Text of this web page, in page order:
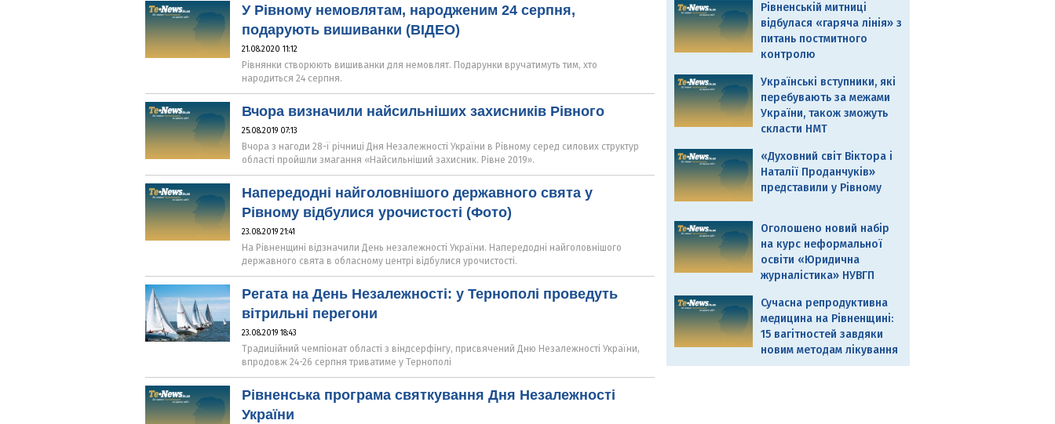
У Рівному немовлятам, народженим 24 серпня,
подарують вишиванки (ВІДЕО)
21.08.2020 11:12
Рівнянки створюють вишиванки для немовлят. Подарунки вручатимуть тим, хто
народиться 24 серпня.
Вчора визначили найсильніших захисників Рівного
25.08.2019 07:13
Вчора з нагоди 28-ї річниці Дня Незалежності України в Рівному серед силових структур
області пройшли змагання «Найсильніший захисник. Рівне 2019».
Напередодні найголовнішого державного свята у
Рівному відбулися урочистості (Фото)
23.08.2019 21:41
На Рівненщині відзначили День незалежності України. Напередодні найголовнішого
державного свята в обласному центрі відбулися урочистості.
Регата на День Незалежності: у Тернополі проведуть
вітрильні перегони
23.08.2019 18:43
Традиційний чемпіонат області з віндсерфінгу, присвячений Дню Незалежності України,
впродовж 24-26 серпня триватиме у Тернополі
Рівненська програма святкування Дня Незалежності
України
Рівненській митниці
відбулася «гаряча лінія» з
питань постмитного
контролю
Українські вступники, які
перебувають за межами
України, також зможуть
скласти НМТ
«Духовний світ Віктора і
Наталії Проданчуків»
представили у Рівному
Оголошено новий набір
на курс неформальної
освіти «Юридична
журналістика» НУВГП
Сучасна репродуктивна
медицина на Рівненщині:
15 вагітностей завдяки
новим методам лікування